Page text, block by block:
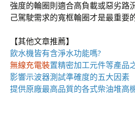
強度的輪圈則適合高負載或惡劣路
己駕駛需求的寬框輪圈才是最重要
【其他文章推薦】
飲水機皆有含淨水功能嗎?
無線充電裝置精密加工元件等產品
影響示波器測試準確度的五大因素
提供原廠最高品質的各式柴油堆高